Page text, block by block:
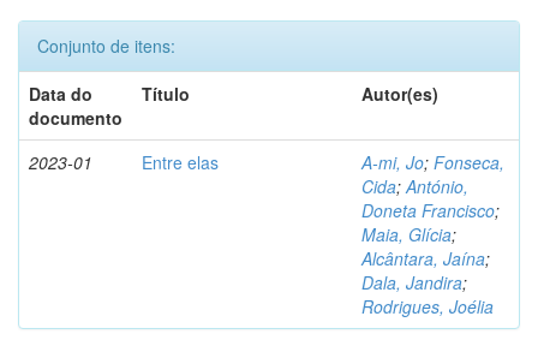
Conjunto de itens:
Data do
documento
Título Autor(es)
2023-01 Entre elas A-mi, Jo; Fonseca,
Cida;António,
Doneta Francisco;
Maia, Glícia;
Alcântara, Jaína;
Dala, Jandira;
Rodrigues, Joélia